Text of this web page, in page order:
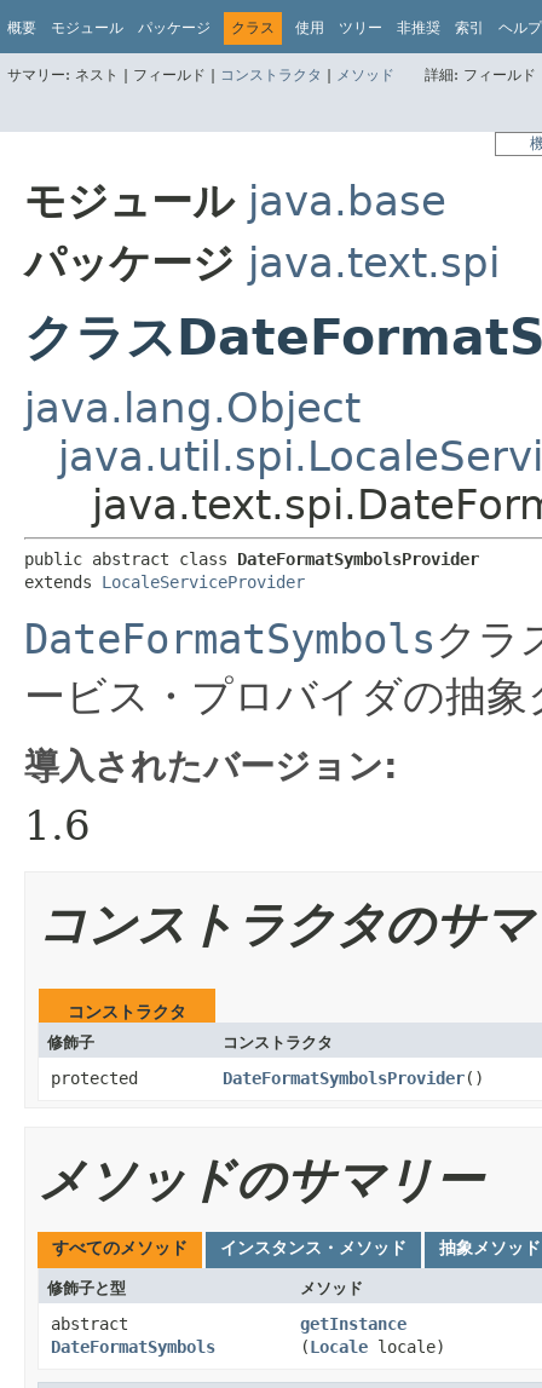
概要 モジュール パッケージ クラス 使用 ツリー 非推奨 索引 ヘルプ
サマリー: ネスト | フィールド | コンストラクタ | メソッド 詳細: フィール
モジュール java.base
パッケージ java.text.spi
クラス
java.lang.Object
public abstract class DateFormatSymbolsProvider
extends LocaleServiceProvider
DateFormatSymbolsクラ
ービス・プロバイダの抽
導入されたバージョン:
1.6
コンストラクタのサ
コンストラクタ
修飾子 コンストラクタ
protected DateFormatSymbolsProvider()
メソッドのサマリー
すべてのメソッド インスタンス・メソッド 抽象メソッド
修飾子と型 メソッド
abstract
DateFormatSymbols
getInstance
(Locale locale)